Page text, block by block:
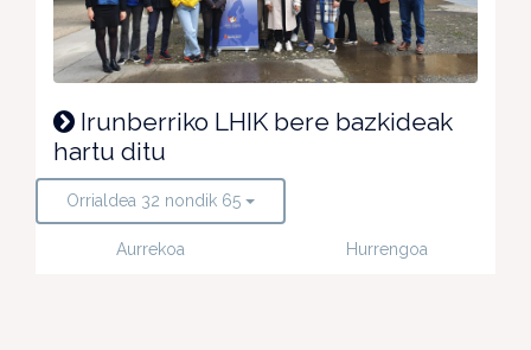
Irunberriko LHIK bere bazkideak
hartu ditu
Orrialdea 32 nondik 65
Aurrekoa Hurrengoa